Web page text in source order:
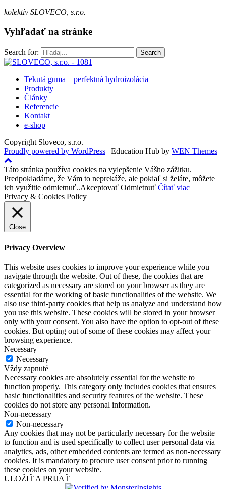
kolektív SLOVECO, s.r.o.
Vyhľadať na stránke
Search for:
Tekutá guma – perfektná hydroizolácia
Produkty
Články
Referencie
Kontakt
e-shop
Copyright Sloveco, s.r.o.
Proudly powered by WordPress | Education Hub by WEN Themes
Táto stránka používa cookies na vylepšenie Vášho zážitku.
Predpokladáme, že Vám to neprekáže, ale pokiaľ si želáte, môžete
ich využitie odmietnuť..Akceptovať Odmietnuť Čítať viac
Privacy & Cookies Policy
Close
Privacy Overview
This website uses cookies to improve your experience while you
navigate through the website. Out of these, the cookies that are
categorized as necessary are stored on your browser as they are
essential for the working of basic functionalities of the website. We
also use third-party cookies that help us analyze and understand how
you use this website. These cookies will be stored in your browser
only with your consent. You also have the option to opt-out of these
cookies. But opting out of some of these cookies may affect your
browsing experience.
Necessary
Necessary
Vždy zapnuté
Necessary cookies are absolutely essential for the website to
function properly. This category only includes cookies that ensures
basic functionalities and security features of the website. These
cookies do not store any personal information.
Non-necessary
Non-necessary
Any cookies that may not be particularly necessary for the website
to function and is used specifically to collect user personal data via
analytics, ads, other embedded contents are termed as non-necessary
cookies. It is mandatory to procure user consent prior to running
these cookies on your website.
ULOŽIŤ A PRIJAŤ